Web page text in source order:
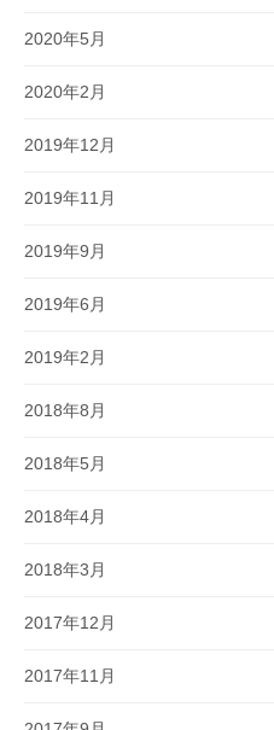
2020年5月
2020年2月
2019年12月
2019年11月
2019年9月
2019年6月
2019年2月
2018年8月
2018年5月
2018年4月
2018年3月
2017年12月
2017年11月